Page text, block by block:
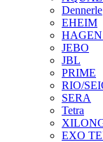
Dennerle
EHEIM
JEBO
JBL
PRIME
RIO/
SERA
Tetra
EXO